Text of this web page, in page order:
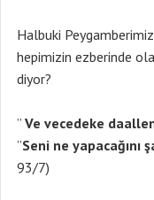
Halbuki
hepimizin ezberinde
diyor?
” Ve vecedeke
”Seni ne yapacağını
93/7)